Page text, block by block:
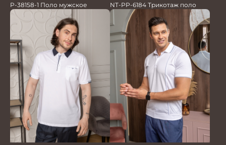
P-38158-1 Поло мужское NT-PP-6184 Трикотаж поло